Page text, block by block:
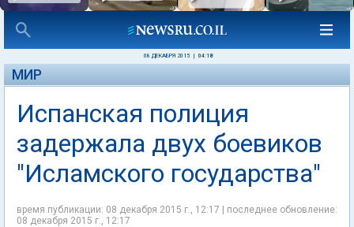
08 ДЕКАБРЯ 2015 04:18
МИР
Испанская полиция
задержала двух боевиков
"Исламского государства"
время публикации: 08 декабря 2015 г., 12:17 | последнее обновление:
08 декабря 2015 г., 12:17